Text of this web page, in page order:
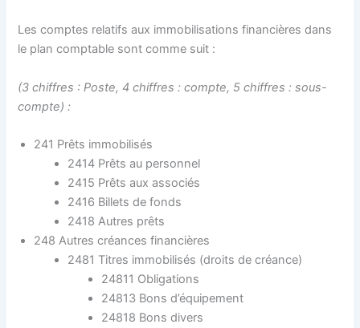
Les comptes relatifs aux immobilisations financières dans
le plan comptable sont comme suit :
(3 chiffres : Poste, 4 chiffres : compte, 5 chiffres : sous-
compte) :
241 Prêts immobilisés
2414 Prêts au personnel
2415 Prêts aux associés
2416 Billets de fonds
2418 Autres prêts
248 Autres créances financières
2481 Titres immobilisés (droits de créance)
24811 Obligations
24813 Bons d’équipement
24818 Bons divers